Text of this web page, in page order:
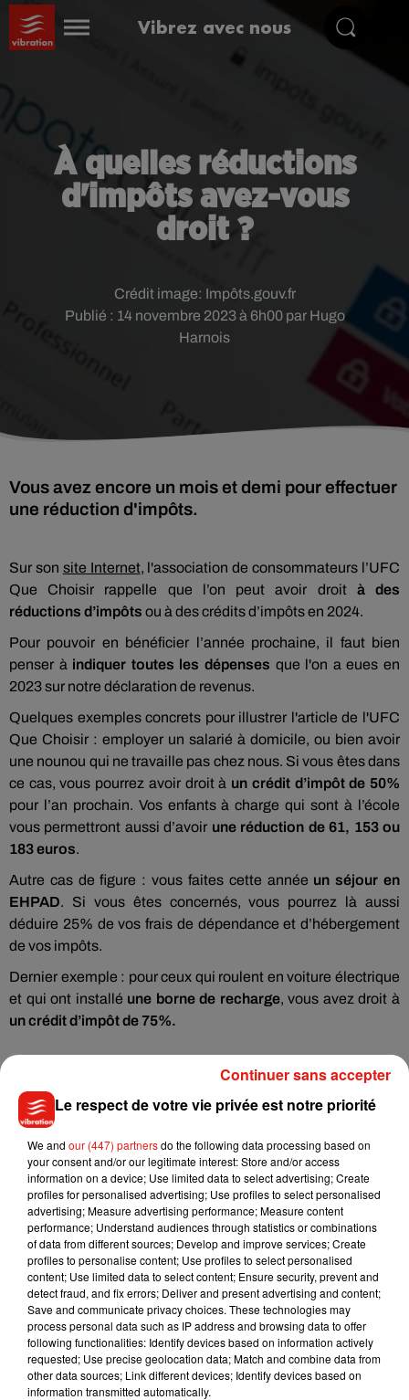
Vibrez avec nous
À quelles réductions
d'impôts avez-vous
droit ?
Publié : 14 novembre 2023 à 6h00 par Hugo
Harnois
Crédit image: Impôts.gouv.fr
Vous avez encore un mois et demi pour effectuer
une réduction d'impôts.
Sur son site Internet, l'association de consommateurs l’UFC
Que Choisir rappelle que l’on peut avoir droit à des
réductions d’impôts ou à des crédits d’impôts en 2024.
Pour pouvoir en bénéficier l’année prochaine, il faut bien
penser à indiquer toutes les dépenses que l'on a eues en
2023 sur notre déclaration de revenus.
Quelques exemples concrets pour illustrer l'article de l'UFC
Que Choisir : employer un salarié à domicile, ou bien avoir
une nounou qui ne travaille pas chez nous. Si vous êtes dans
ce cas, vous pourrez avoir droit à un crédit d’impôt de 50%
pour l’an prochain. Vos enfants à charge qui sont à l’école
vous permettront aussi d’avoir une réduction de 61, 153 ou
183 euros.
Autre cas de figure : vous faites cette année un séjour en
EHPAD. Si vous êtes concernés, vous pourrez là aussi
déduire 25% de vos frais de dépendance et d’hébergement
de vos impôts.
Dernier exemple : pour ceux qui roulent en voiture électrique
et qui ont installé une borne de recharge, vous avez droit à
un crédit d’impôt de 75%.
Musique
7 août 2026
Julien Lieb s’essaye à la vie de chatelain
dans son nouveau clip
7 août 2026
Madonna sort enfin le remix de « Love
Sensation » avec Kylie Minogue
Le respect de votre vie privée est notre priorité
We and our (447) partnersdo the following data processing based on
your consent and/or our legitimate interest: Store and/or access
information on a device; Use limited data to select advertising; Create
profiles for personalised advertising; Use profiles to select personalised
advertising; Measure advertising performance; Measure content
performance; Understand audiences through statistics or combinations
of data from different sources; Develop and improve services; Create
profiles to personalise content; Use profiles to select personalised
content; Use limited data to select content; Ensure security, prevent and
detect fraud, and fix errors; Deliver and present advertising and content;
Save and communicate privacy choices. These technologies may
process personal data such as IP address and browsing data to offer
following functionalities: Identify devices based on information actively
requested; Use precise geolocation data; Match and combine data from
other data sources; Link different devices; Identify devices based on
information transmitted automatically.
Continuer sans accepter